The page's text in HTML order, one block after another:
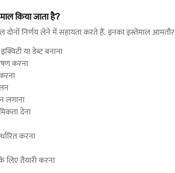
किया जाता है?
निर्णय लेने में सहायता करते हैं. इनका इस्तेमाल
या डेब्ट बनाना
करना
लगाना
देना
करना
तैयारी करना